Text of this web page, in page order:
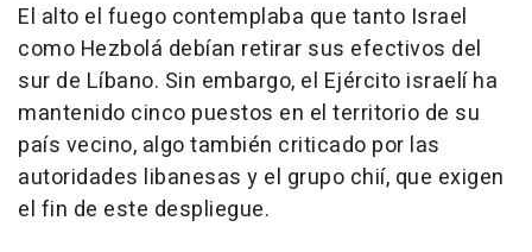
El alto el fuego contemplaba que tanto Israel
como Hezbolá debían retirar sus efectivos del
sur de Líbano. Sin embargo, el Ejército israelí ha
mantenido cinco puestos en el territorio de su
país vecino, algo también criticado por las
autoridades libanesas y el grupo chií, que exigen
el fin de este despliegue.